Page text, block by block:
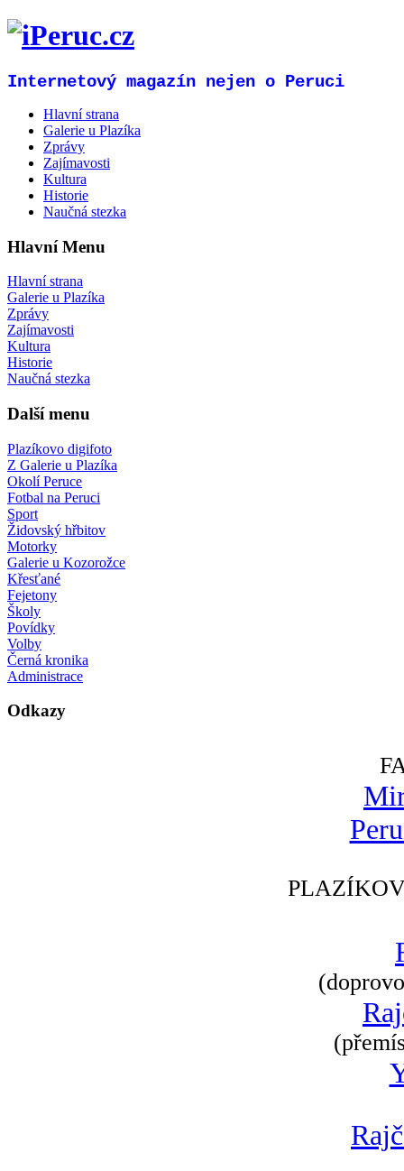
Internetový magazín nejen o Peruci
Hlavní strana
Galerie u Plazíka
Zprávy
Zajímavosti
Kultura
Historie
Naučná stezka
Hlavní Menu
Hlavní strana
Galerie u Plazíka
Zprávy
Zajímavosti
Kultura
Historie
Naučná stezka
Další menu
Plazíkovo digifoto
Z Galerie u Plazíka
Okolí Peruce
Fotbal na Peruci
Sport
Židovský hřbitov
Motorky
Galerie u Kozorožce
Křesťané
Fejetony
Školy
Povídky
Volby
Černá kronika
Administrace
Odkazy